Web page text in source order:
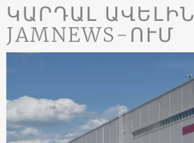
ԿԱՐԴԱԼ ԱՎԵԼԻՆ
JAMNEWS-ՈՒՄ